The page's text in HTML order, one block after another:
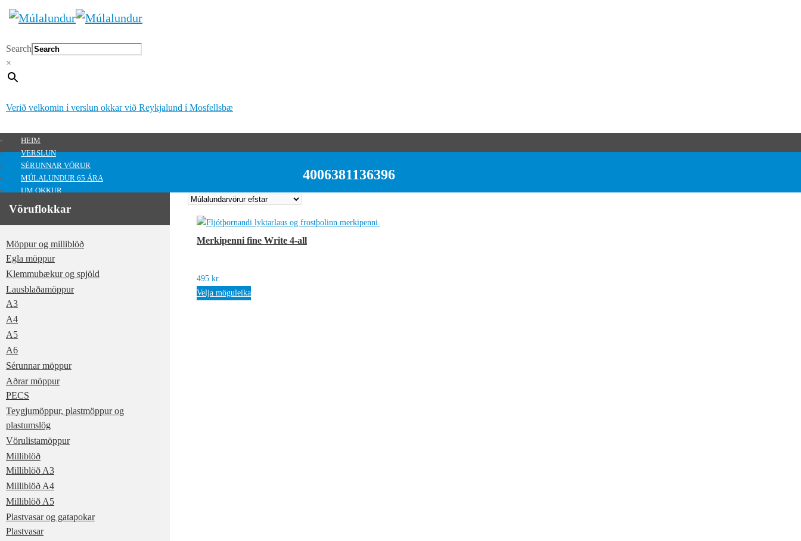
Search
×
Verið velkomin í verslun okkar við Reykjalund í Mosfellsbæ
HEIM
VERSLUN
SÉRUNNAR VÖRUR
MÚLALUNDUR 65 ÁRA
UM OKKUR
HAFA SAMBAND
MITT SVÆÐI
0kr.
4006381136396
Merkipenni fine Write 4-all
495 kr.
Velja möguleika
Vöruflokkar
Möppur og milliblöð
Egla möppur
Klemmubækur og spjöld
Lausblaðamöppur
A3
A4
A5
A6
Sérunnar möppur
Aðrar möppur
PECS
Teygjumöppur, plastmöppur og
plastumslög
Vörulistamöppur
Milliblöð
Milliblöð A3
Milliblöð A4
Milliblöð A5
Plastvasar og gatapokar
Plastvasar